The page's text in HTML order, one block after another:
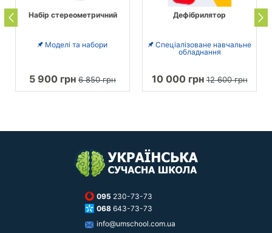
Набір стереометричний
Моделі та набори
5 900 грн 6 850 грн
Дефібрилятор
Спеціалізоване навчальне
обладнання
10 000 грн12 600 грн
095 230-73-73
068 643-73-73
info@umschool.com.ua